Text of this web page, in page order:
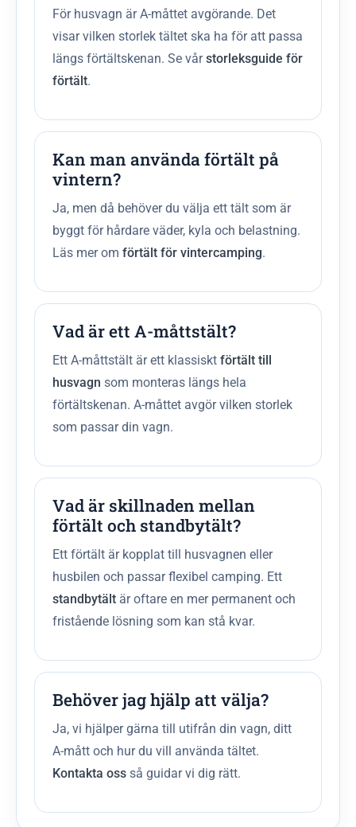
För husvagn är A-måttet avgörande. Det
visar vilken storlek tältet ska ha för att passa
längs förtältskenan. Se vårstorleksguide för
förtält.
Kan man använda förtält på
vintern?
Ja, men då behöver du välja ett tält som är
byggt för hårdare väder, kyla och belastning.
Läs mer om förtält för vintercamping.
Vad är ett A-måttstält?
Ett A-måttstält är ett klassiskt förtält till
husvagn som monteras längs hela
förtältskenan. A-måttet avgör vilken storlek
som passar din vagn.
Vad är skillnaden mellan
förtält och standbytält?
Ett förtält är kopplat till husvagnen eller
husbilen och passar flexibel camping. Ett
standbytält är oftare en mer permanent och
fristående lösning som kan stå kvar.
Behöver jag hjälp att välja?
Ja, vi hjälper gärna till utifrån din vagn, ditt
A-mått och hur du vill använda tältet.
Kontakta oss så guidar vi dig rätt.